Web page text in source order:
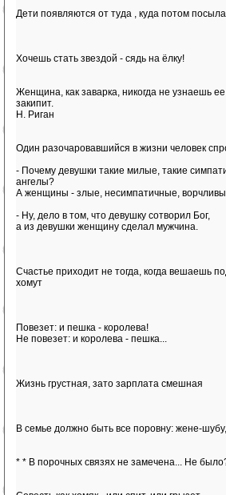
Дети появляются от туда , куда потом
Хочешь стать звездой - сядь на ёлку!
Женщина, как заварка, никогда не узнаешь
закипит.
Н. Риган
Один разочаровавшийся в жизни человек
- Почему девушки такие милые, такие
ангелы?
А женщины - злые, несимпатичные,
- Ну, дело в том, что девушку сотворил Бог,
а из девушки женщину сделал мужчина.
Счастье приходит не тогда, когда вешаешь
хомут
Повезет: и пешка - королева!
Не повезет: и королева - пешка...
Жизнь грустная, зато зарплата смешная
В семье должно быть все поровну: жене-
* * В порочных связях не замечена... Не